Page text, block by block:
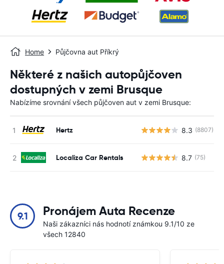
Home Půjčovna aut Příkrý
Některé z našich autopůjčoven
dostupných v zemi Brusque
Nabízíme srovnání všech půjčoven aut v zemi Brusque:
Hertz 8.3 (8807)
Localiza Car Rentals 8.7 (75)
9.1 Pronájem Auta Recenze
Naši zákazníci nás hodnotí známkou 9.1/10 ze
všech 12840